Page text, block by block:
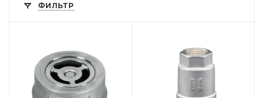
ФИЛЬТР